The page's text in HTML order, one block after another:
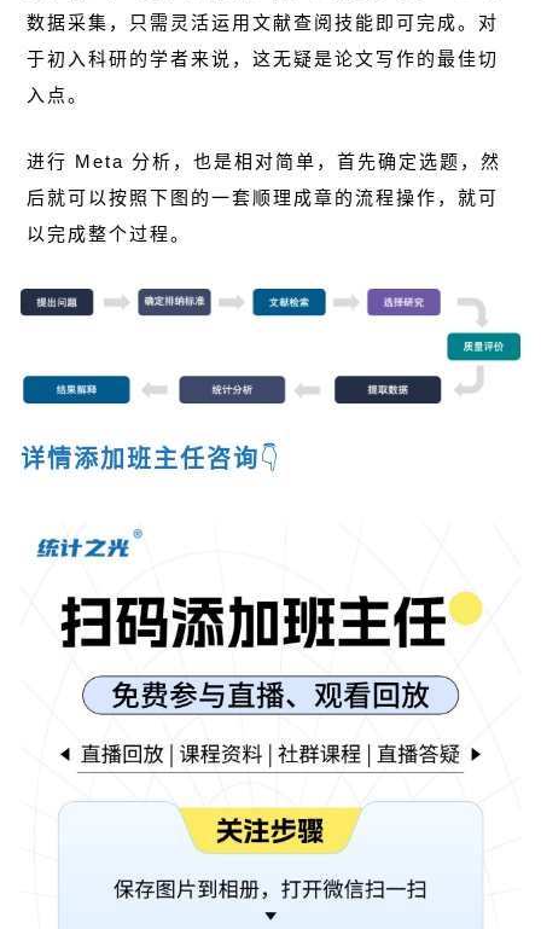
数据采集，只需灵活运用文献查阅技能即可完成。对
于初入科研的学者来说，这无疑是论文写作的最佳切
入点。
进行 Meta 分析，也是相对简单，首先确定选题，然
后就可以按照下图的一套顺理成章的流程操作，就可
以完成整个过程。
详情添加班主任咨询👇